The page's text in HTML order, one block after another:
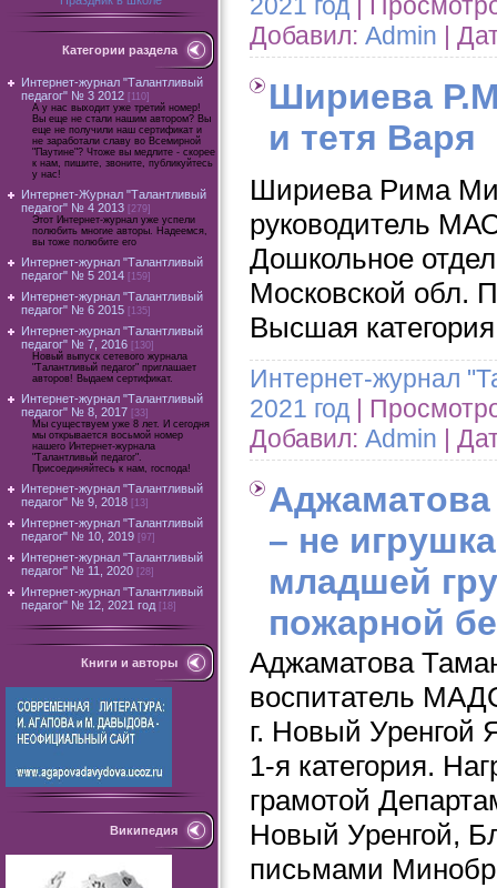
Категории раздела
Интернет-журнал "Талантливый
педагог" № 3 2012
[110]
А у нас выходит уже третий номер!
Вы еще не стали нашим автором? Вы
еще не получили наш сертификат и
не заработали славу во Всемирной
"Паутине"? Чтоже вы медлите - скорее
к нам, пишите, звоните, публикуйтесь
у нас!
Интернет-Журнал "Талантливый
педагог" № 4 2013 [279]
Этот Интернет-журнал уже успели
полюбить многие авторы. Надеемся,
вы тоже полюбите его
Интернет-журнал "Талантливый
педагог" № 5 2014
[159]
Интернет-журнал "Талантливый
педагог" № 6 2015
[135]
Интернет-журнал "Талантливый
педагог" № 7, 2016
[130]
Новый выпуск сетевого журнала
"Талантливый педагог" приглашает
авторов! Выдаем сертификат.
Интернет-журнал "Талантливый
педагог" № 8, 2017 [33]
Мы существуем уже 8 лет. И сегодня
мы открывается восьмой номер
нашего Интернет-журнала
"Талантливый педагог".
Присоединяйтесь к нам, господа!
Интернет-журнал "Талантливый
педагог" № 9, 2018
[13]
Интернет-журнал "Талантливый
педагог" № 10, 2019 [97]
Интернет-журнал "Талантливый
педагог" № 11, 2020 [28]
Интернет-журнал "Талантливый
педагог" № 12, 2021 год
[18]
Книги и авторы
Википедия
Добавил: Admin |
Шириева
и тетя Варя
Шириева Рима
руководитель
Дошкольное
Московской обл.
Высшая
Интернет-журнал
2021 год |
Добавил: Admin |
– не
младшей
пожарной
Аджаматова
воспитатель
г. Новый Уренгой
1-я категория.
грамотой
Новый Уренгой,
письмами